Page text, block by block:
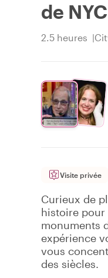
de NYC
2.5 heures
Visite privée
Curieux de
histoire pour
monuments
expérience
vous
des siècles.